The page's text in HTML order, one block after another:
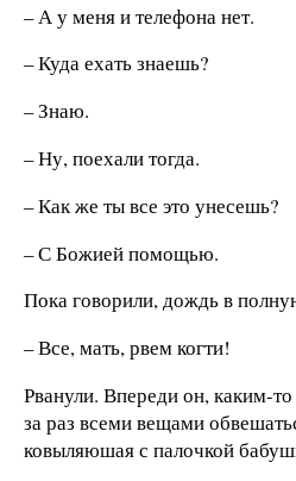
– А у меня и телефона нет.
– Куда ехать знаешь?
– Знаю.
– Ну, поехали тогда.
– Как же ты все это унесешь?
– С Божией помощью.
Пока говорили, дождь в
– Все, мать, рвем когти!
Рванули. Впереди он, каким-
за раз всеми вещами
ковыляюшая с палочкой